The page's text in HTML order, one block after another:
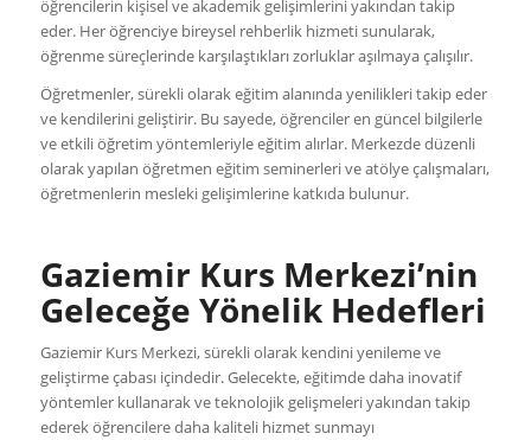
öğrencilerin kişisel ve akademik gelişimlerini yakından takip
eder. Her öğrenciye bireysel rehberlik hizmeti sunularak,
öğrenme süreçlerinde karşılaştıkları zorluklar aşılmaya çalışılır.
Öğretmenler, sürekli olarak eğitim alanında yenilikleri takip eder
ve kendilerini geliştirir. Bu sayede, öğrenciler en güncel bilgilerle
ve etkili öğretim yöntemleriyle eğitim alırlar. Merkezde düzenli
olarak yapılan öğretmen eğitim seminerleri ve atölye çalışmaları,
öğretmenlerin mesleki gelişimlerine katkıda bulunur.
Gaziemir Kurs Merkezi’nin
Geleceğe Yönelik Hedefleri
Gaziemir Kurs Merkezi, sürekli olarak kendini yenileme ve
geliştirme çabası içindedir. Gelecekte, eğitimde daha inovatif
yöntemler kullanarak ve teknolojik gelişmeleri yakından takip
ederek öğrencilere daha kaliteli hizmet sunmayı